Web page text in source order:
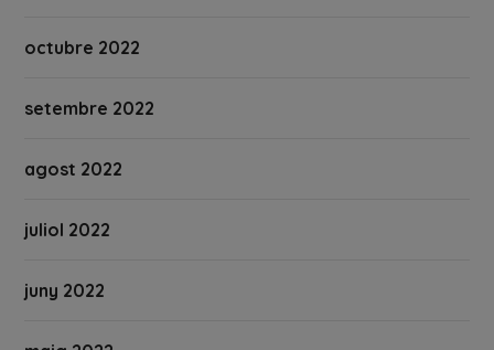
octubre 2022
setembre 2022
agost 2022
juliol 2022
juny 2022